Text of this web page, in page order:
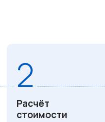
2
Расчёт
стоимости